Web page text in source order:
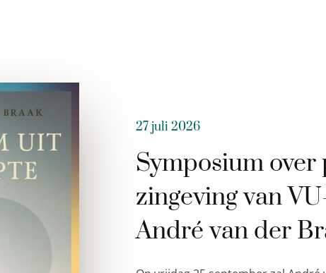
27 juli 2026
Symposium
zingeving van
André van der